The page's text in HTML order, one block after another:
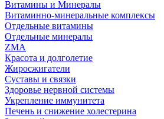
Витамины и Минералы
Витаминно-минеральные комплексы
Отдельные витамины
Отдельные минералы
ZMA
Красота и долголетие
Жиросжигатели
Суставы и связки
Здоровье нервной системы
Укрепление иммунитета
Печень и снижение холестерина